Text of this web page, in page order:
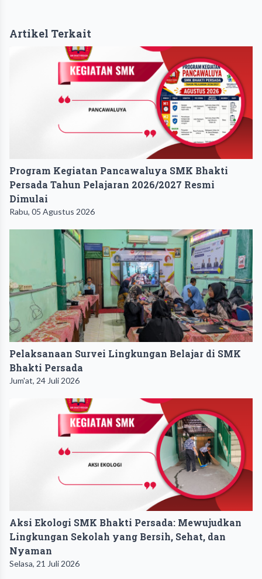
Artikel Terkait
Program Kegiatan Pancawaluya SMK Bhakti
Persada Tahun Pelajaran 2026/2027 Resmi
Dimulai
Rabu, 05 Agustus 2026
Pelaksanaan Survei Lingkungan Belajar di SMK
Bhakti Persada
Jum'at, 24 Juli 2026
Aksi Ekologi SMK Bhakti Persada: Mewujudkan
Lingkungan Sekolah yang Bersih, Sehat, dan
Nyaman
Selasa, 21 Juli 2026